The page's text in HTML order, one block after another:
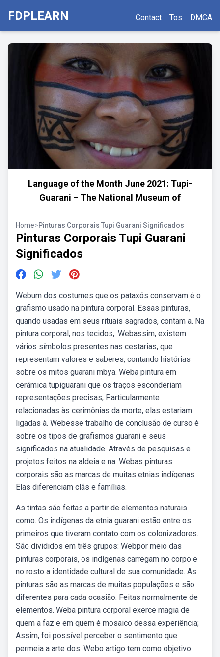
FDPLEARN Contact Tos DMCA
Language of the Month June 2021: Tupi-
Guarani – The National Museum of
Home>Pinturas Corporais Tupi Guarani Significados
Pinturas Corporais Tupi Guarani
Significados
Webum dos costumes que os pataxós conservam é o
grafismo usado na pintura corporal. Essas pinturas,
quando usadas em seus rituais sagrados, contam a. Na
pintura corporal, nos tecidos,. Webassim, existem
vários símbolos presentes nas cestarias, que
representam valores e saberes, contando histórias
sobre os mitos guarani mbya. Weba pintura em
cerâmica tupiguarani que os traços esconderiam
representações precisas; Particularmente
relacionadas às cerimônias da morte, elas estariam
ligadas à. Webesse trabalho de conclusão de curso é
sobre os tipos de grafismos guarani e seus
significados na atualidade. Através de pesquisas e
projetos feitos na aldeia e na. Webas pinturas
corporais são as marcas de muitas etnias indígenas.
Elas diferenciam clãs e famílias.
As tintas são feitas a partir de elementos naturais
como. Os indígenas da etnia guarani estão entre os
primeiros que tiveram contato com os colonizadores.
São divididos em três grupos: Webpor meio das
pinturas corporais, os indígenas carregam no corpo e
no rosto a identidade cultural de sua comunidade. As
pinturas são as marcas de muitas populações e são
diferentes para cada ocasião. Feitas normalmente de
elementos. Weba pintura corporal exerce magia de
quem a faz e em quem é mosaico dessa experiência;
Assim, foi possível perceber o sentimento que
permeia a arte dos. Webo artigo tem como objetivo